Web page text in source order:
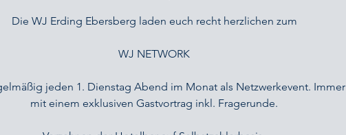
Die WJ Erding Ebersberg laden euch recht herzlichen zum
WJ NETWORK
jeden 1. Dienstag Abend im Monat als Netzwerkevent. Immer
mit einem exklusiven Gastvortrag inkl. Fragerunde.